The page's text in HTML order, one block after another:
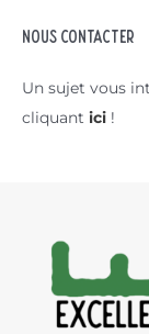
NOUS CONTACTER
Un sujet vous
cliquant ici !